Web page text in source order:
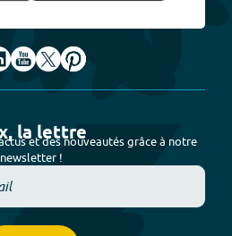
la lettre
et des nouveautés grâce à notre
newsletter !